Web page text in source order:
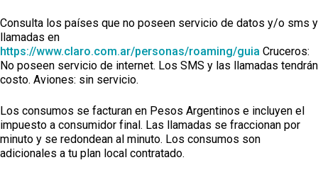
Consulta los países que no poseen servicio de datos y/o sms y
llamadas en
https://www.claro.com.ar/personas/roaming/guia Cruceros:
No poseen servicio de internet. Los SMS y las llamadas tendrán
costo. Aviones: sin servicio.
Los consumos se facturan en Pesos Argentinos e incluyen el
impuesto a consumidor final. Las llamadas se fraccionan por
minuto y se redondean al minuto. Los consumos son
adicionales a tu plan local contratado.